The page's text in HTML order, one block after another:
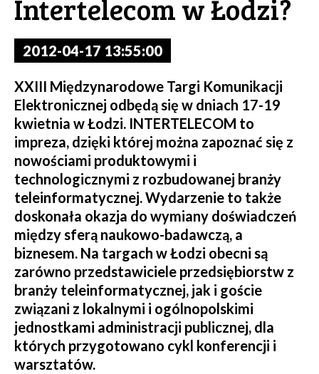
Intertelecom w Łodzi?
2012-04-17 13:55:00
XXIII Międzynarodowe Targi Komunikacji
Elektronicznej odbędą się w dniach 17-19
kwietnia w Łodzi. INTERTELECOM to
impreza, dzięki której można zapoznać się z
nowościami produktowymi i
technologicznymi z rozbudowanej branży
teleinformatycznej. Wydarzenie to także
doskonała okazja do wymiany doświadczeń
między sferą naukowo-badawczą, a
biznesem. Na targach w Łodzi obecni są
zarówno przedstawiciele przedsiębiorstw z
branży teleinformatycznej, jak i goście
związani z lokalnymi i ogólnopolskimi
jednostkami administracji publicznej, dla
których przygotowano cykl konferencji i
warsztatów.